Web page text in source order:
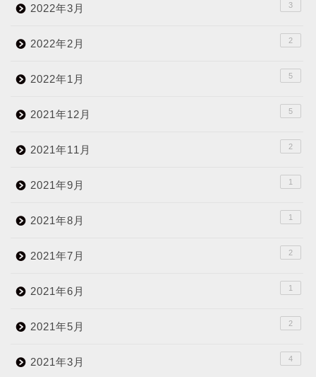
2022年3月 3
2022年2月 2
2022年1月 5
2021年12月 5
2021年11月 2
2021年9月 1
2021年8月 1
2021年7月 2
2021年6月 1
2021年5月 2
2021年3月 4